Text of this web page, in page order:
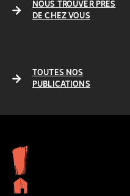
NOUS TROUVER PRÈS
DE CHEZ VOUS
TOUTES NOS
PUBLICATIONS